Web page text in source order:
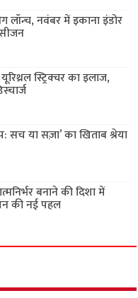
लॉन्च, नवंबर में इकाना इंडोर
स्ट्रिक्चर का इलाज,
या सज़ा’ का खिताब श्रेया
बनाने की दिशा में
की नई पहल